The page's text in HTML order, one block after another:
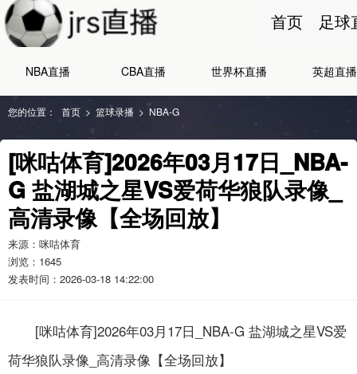
首页 足球
NBA直播 CBA直播 世界杯直播 英超直播
您的位置： 首页 > 篮球录播 > NBA-G
[咪咕体育]2026年03月17日_NBA-
G 盐湖城之星VS爱荷华狼队录像_
高清录像【全场回放】
来源：咪咕体育
浏览： 1645
发表时间：2026-03-18 14:22:00
[咪咕体育]2026年03月17日_NBA-G 盐湖城之星VS爱
荷华狼队录像_高清录像【全场回放】